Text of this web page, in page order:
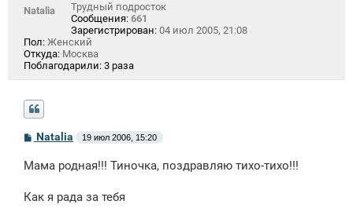
Natalia
Трудный подросток
Сообщения: 661
Зарегистрирован: 04 июл 2005, 21:08
Пол: Женский
Откуда: Москва
Поблагодарили: 3 раза
С
б
н
Natalia 19 июл 2006, 15:20
Мама родная!!! Тиночка, поздравляю тихо-тихо!!!
Как я рада за тебя